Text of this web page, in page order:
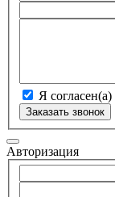
Я согласен(а)
Заказать звонок
Авторизация